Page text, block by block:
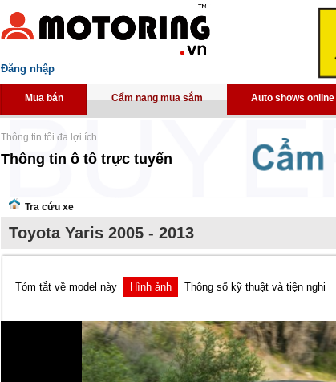
Đăng nhập
Mua bán Cẩm nang mua sắm Auto shows online
Thông tin tối đa lợi ích
Thông tin ô tô trực tuyến
Tra cứu xe
Toyota Yaris 2005 - 2013
Tóm tắt về model này Hình ảnh Thông số kỹ thuật và tiện nghi